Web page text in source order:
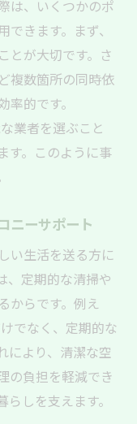
は、いくつかのポ
きます。まず、
とが大切です。さ
複数箇所の同時依
的です。
業者を選ぶこと
す。このように事
ニーサポート
い生活を送る方に
、定期的な清掃や
からです。例え
けでなく、定期的な
により、清潔な空
の負担を軽減でき
しを支えます。